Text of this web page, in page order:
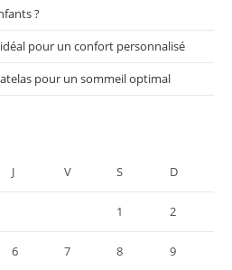
?
pour un confort personnalisé
pour un sommeil optimal
J V S D
1 2
6 7 8 9